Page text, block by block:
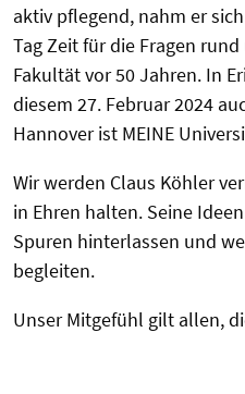
aktiv pflegend, nahm er
Tag Zeit für die Fragen
Fakultät vor 50 Jahren. In
diesem 27. Februar 2024
Hannover ist MEINE
Wir werden Claus Köhler
in Ehren halten. Seine
Spuren hinterlassen und
begleiten.
Unser Mitgefühl gilt allen,